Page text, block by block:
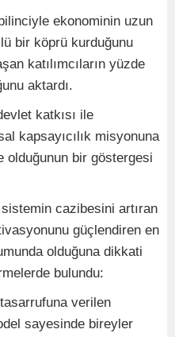
ekonominin uzun
bir köprü kurduğunu
katılımcıların yüzde
aktardı.
katkısı ile
kapsayıcılık misyonuna
olduğunun bir göstergesi
cazibesini artıran
güçlendiren en
olduğuna dikkati
bulundu:
verilen
sayesinde bireyler